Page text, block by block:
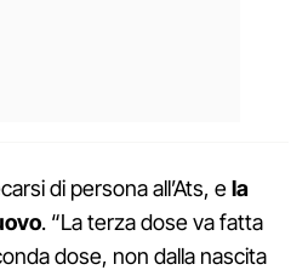
di persona all’Ats, ela
. “La terza dose va fatta
dose, non dalla nascita